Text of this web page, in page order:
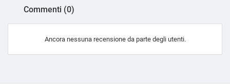
Commenti (0)
Ancora nessuna recensione da parte degli utenti.